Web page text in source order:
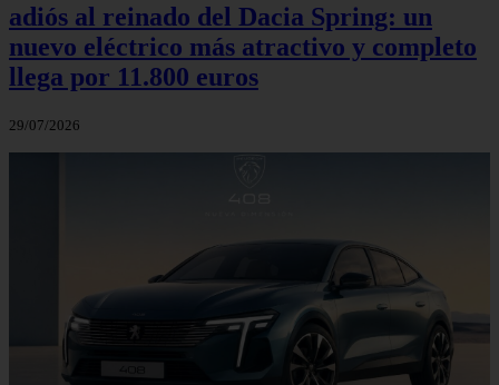
adiós al reinado del Dacia Spring: un
nuevo eléctrico más atractivo y completo
llega por 11.800 euros
29/07/2026